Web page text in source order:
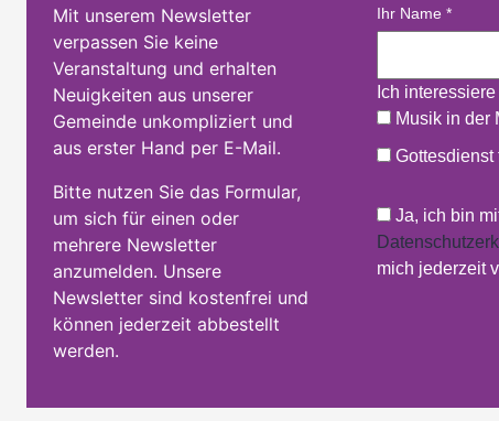
Mit unserem Newsletter
verpassen Sie keine
Veranstaltung und erhalten
Neuigkeiten aus unserer
Gemeinde unkompliziert und
aus erster Hand per E-Mail.
Bitte nutzen Sie das Formular,
um sich für einen oder
mehrere Newsletter
anzumelden. Unsere
Newsletter sind kostenfrei und
können jederzeit abbestellt
werden.
Ihr Name*
Ich
Musik in der
Ja, ich bin
mich jederzeit